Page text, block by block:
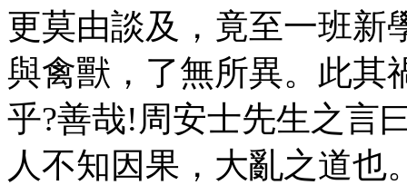
更莫由談及，竟至一班新
與禽獸，了無所異。此其
乎?善哉!周安士先生之言
人不知因果，大亂之道也